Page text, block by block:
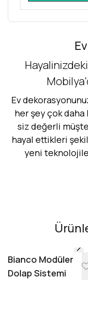
Ev
her şey çok daha
siz değerli
hayal ettikleri
yeni
Bianco Modüler
Dolap Sistemi